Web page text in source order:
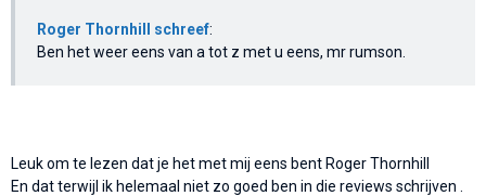
Roger Thornhill schreef:
Ben het weer eens van a tot z met u eens, mr rumson.
Leuk om te lezen dat je het met mij eens bent Roger Thornhill
En dat terwijl ik helemaal niet zo goed ben in die reviews schrijven .